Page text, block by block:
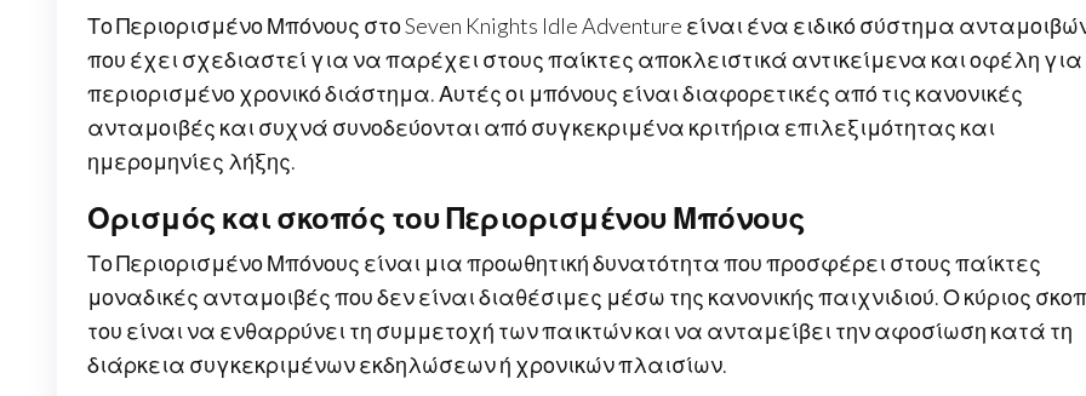
Το Περιορισμένο Μπόνους στο Seven Knights Idle Adventure είναι ένα ειδικό σύστημα
που έχει σχεδιαστεί για να παρέχει στους παίκτες αποκλειστικά αντικείμενα και οφέλη για
περιορισμένο χρονικό διάστημα. Αυτές οι μπόνους είναι διαφορετικές από τις κανονικές
ανταμοιβές και συχνά συνοδεύονται από συγκεκριμένα κριτήρια επιλεξιμότητας και
ημερομηνίες λήξης.
Ορισμός και σκοπός του Περιορισμένου Μπόνους
Το Περιορισμένο Μπόνους είναι μια προωθητική δυνατότητα που προσφέρει στους παίκτες
μοναδικές ανταμοιβές που δεν είναι διαθέσιμες μέσω της κανονικής παιχνιδιού. Ο κύριος
του είναι να ενθαρρύνει τη συμμετοχή των παικτών και να ανταμείβει την αφοσίωση κατά τη
διάρκεια συγκεκριμένων εκδηλώσεων ή χρονικών πλαισίων.